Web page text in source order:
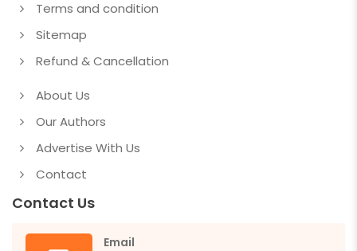
Terms and condition
Sitemap
Refund & Cancellation
About Us
Our Authors
Advertise With Us
Contact
Contact Us
Email